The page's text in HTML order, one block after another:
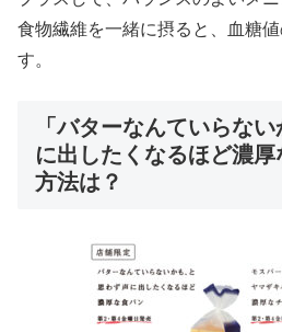
食物繊維を一緒に摂ると、血糖
す。
「バターなんていらな
に出したくなるほど濃
方法は？